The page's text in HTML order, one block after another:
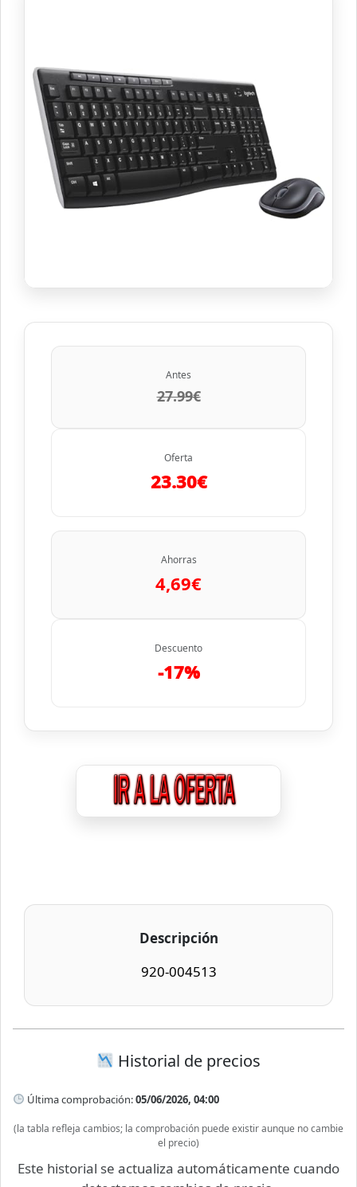
Antes
27.99€
Oferta
23.30€
Ahorras
4,69€
Descuento
-17%
Descripción
920-004513
Historial de precios
Última comprobación:05/06/2026, 04:00
(la tabla refleja cambios; la comprobación puede existir aunque no cambie
el precio)
Este historial se actualiza automáticamente cuando